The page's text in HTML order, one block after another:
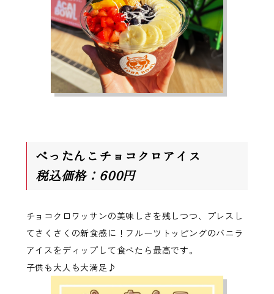
ぺったんこチョコクロアイス
税込価格：600円
チョコクロワッサンの美味しさを残しつつ、プレスし
てさくさくの新食感に！フルーツトッピングのバニラ
アイスをディップして食べたら最高です。
子供も大人も大満足♪